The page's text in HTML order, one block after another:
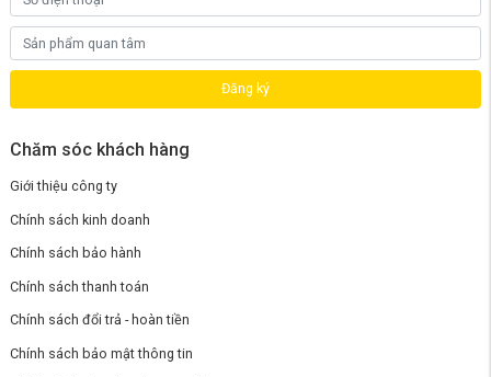
Đăng ký
Chăm sóc khách hàng
Giới thiệu công ty
Chính sách kinh doanh
Chính sách bảo hành
Chính sách thanh toán
Chính sách đổi trả - hoàn tiền
Chính sách bảo mật thông tin